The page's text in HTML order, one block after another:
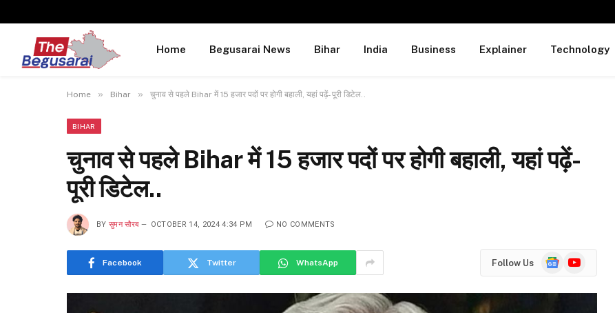
Home Begusarai News Bihar India Business Explainer Technology
Home » Bihar » चुनाव से पहले Bihar में 15 हजार पदों पर होगी बहाली, यहां पढ़ें- पूरी डिटेल..
BIHAR
चुनाव से पहले Bihar में 15 हजार पदों पर होगी बहाली, यहां पढ़ें-
पूरी डिटेल..
BY सुमन सौरब OCTOBER 14, 2024 4:34 PM NO COMMENTS
Facebook Twitter WhatsApp Follow Us
GoogleYouTube